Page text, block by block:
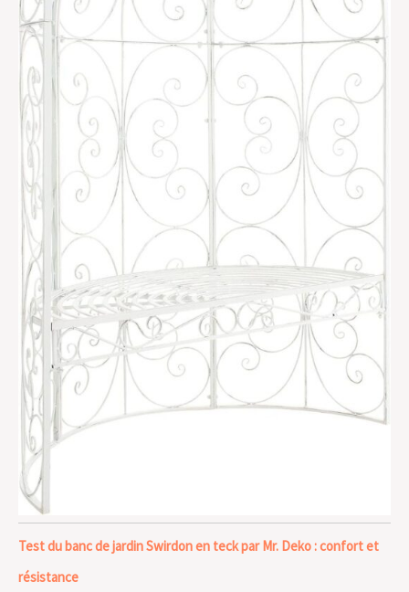
Test du banc de jardin Swirdon en teck par Mr. Deko : confort et
résistance